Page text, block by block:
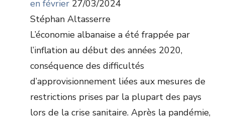
en février 27/03/2024
Stéphan Altasserre
L’économie albanaise a été frappée par
l’inflation au début des années 2020,
conséquence des difficultés
d’approvisionnement liées aux mesures de
restrictions prises par la plupart des pays
lors de la crise sanitaire. Après la pandémie,